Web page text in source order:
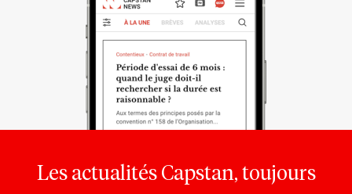
Les actualités Capstan, toujours